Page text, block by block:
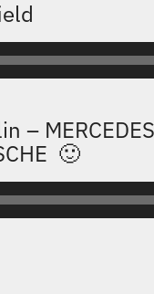
my friends,
you buy me
Benz?
is trying
each day
you buy
TV ?